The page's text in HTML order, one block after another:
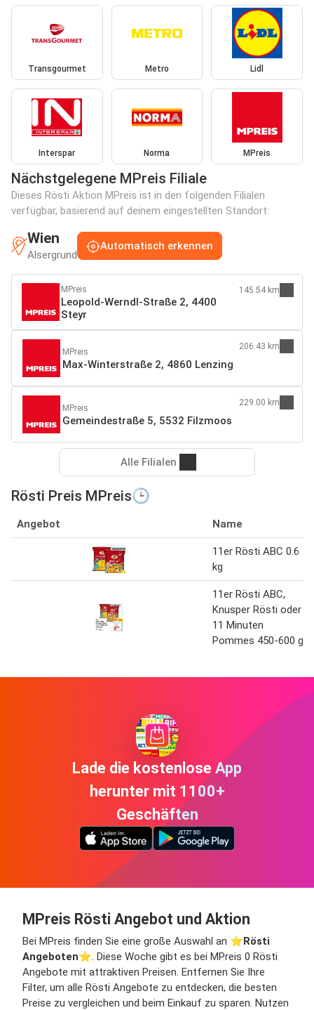
Transgourmet Metro Lidl
Interspar Norma MPreis
Nächstgelegene MPreis Filiale
Dieses Rösti Aktion MPreis ist in den folgenden Filialen
verfügbar, basierend auf deinem eingestellten Standort:
Wien
Alsergrund
Automatisch erkennen
MPreis
Leopold-Werndl-Straße 2, 4400
Steyr
145.54 km
MPreis
Max-Winterstraße 2, 4860 Lenzing
206.43 km
MPreis
Gemeindestraße 5, 5532 Filzmoos
229.00 km
Alle Filialen
Rösti Preis MPreis🕒
Angebot Name
11er Rösti ABC 0.6
kg
11er Rösti ABC,
Knusper Rösti oder
11 Minuten
Pommes 450-600 g
Lade die kostenlose App
herunter mit 1100+
Geschäften
MPreis Rösti Angebot und Aktion
Bei MPreis finden Sie eine große Auswahl an ⭐️Rösti
Angeboten⭐️. Diese Woche gibt es bei MPreis 0 Rösti
Angebote mit attraktiven Preisen. Entfernen Sie Ihre
Filter, um alle Rösti Angebote zu entdecken, die besten
Preise zu vergleichen und beim Einkauf zu sparen. Nutzen